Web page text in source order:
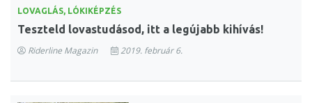
LOVAGLÁS, LÓKIKÉPZÉS
Teszteld lovastudásod, itt a legújabb kihívás!
Riderline Magazin 2019. február 6.